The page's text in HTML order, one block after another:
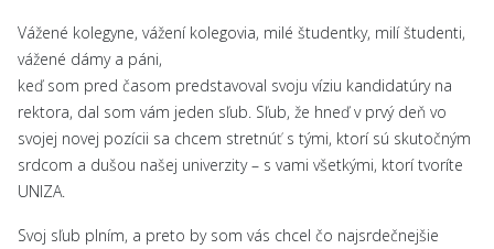
Vážené kolegyne, vážení kolegovia, milé študentky, milí študenti,
vážené dámy a páni,
keď som pred časom predstavoval svoju víziu kandidatúry na
rektora, dal som vám jeden sľub. Sľub, že hneď v prvý deň vo
svojej novej pozícii sa chcem stretnúť s tými, ktorí sú skutočným
srdcom a dušou našej univerzity – s vami všetkými, ktorí tvoríte
UNIZA.
Svoj sľub plním, a preto by som vás chcel čo najsrdečnejšie